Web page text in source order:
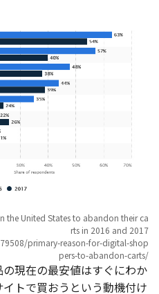
the United States to abandon their ca
rts in 2016 and 2017
primary-reason-for-digital-shop
pers-to-abandon-carts/
現在の最安値はすぐにわか
トで買おうという動機付け